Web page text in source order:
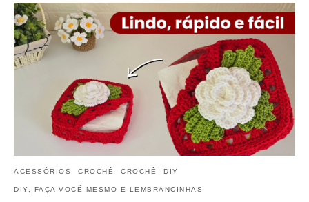
ACESSÓRIOS CROCHÊ CROCHÊ DIY
DIY, FAÇA VOCÊ MESMO E LEMBRANCINHAS